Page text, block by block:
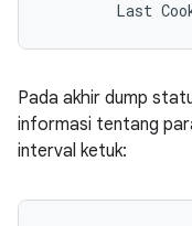
Pada akhir dump
informasi tentang
interval ketuk: